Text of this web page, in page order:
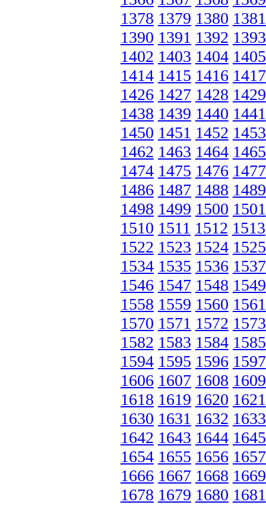
1378 1379 1380 1381
1390 1391 1392 1393
1402 1403 1404 1405
1414 1415 1416 1417
1426 1427 1428 1429
1438 1439 1440 1441
1450 1451 1452 1453
1462 1463 1464 1465
1474 1475 1476 1477
1486 1487 1488 1489
1498 1499 1500 1501
1510 1511 1512 1513
1522 1523 1524 1525
1534 1535 1536 1537
1546 1547 1548 1549
1558 1559 1560 1561
1570 1571 1572 1573
1582 1583 1584 1585
1594 1595 1596 1597
1606 1607 1608 1609
1618 1619 1620 1621
1630 1631 1632 1633
1642 1643 1644 1645
1654 1655 1656 1657
1666 1667 1668 1669
1678 1679 1680 1681